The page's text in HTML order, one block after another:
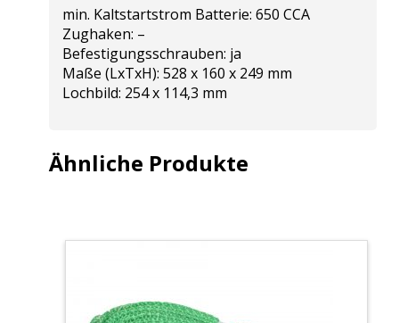
min. Kaltstartstrom Batterie: 650 CCA
Zughaken: –
Befestigungsschrauben: ja
Maße (LxTxH): 528 x 160 x 249 mm
Lochbild: 254 x 114,3 mm
Ähnliche Produkte